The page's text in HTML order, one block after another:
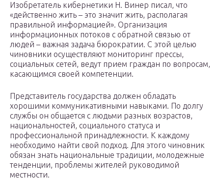
Изобретатель кибернетики Н. Винер писал, что
«действенно жить – это значит жить, располагая
правильной информацией». Организация
информационных потоков с обратной связью от
людей – важная задача бюрократии. С этой целью
чиновники осуществляют мониторинг прессы,
социальных сетей, ведут прием граждан по вопросам,
касающимся своей компетенции.
Представитель государства должен обладать
хорошими коммуникативными навыками. По долгу
службы он общается с людьми разных возрастов,
национальностей, социального статуса и
профессиональной принадлежности. К каждому
необходимо найти свой подход. Для этого чиновник
обязан знать национальные традиции, молодежные
тенденции, проблемы жителей руководимой
местности.